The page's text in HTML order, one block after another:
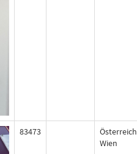
83473
Österreich
Wien